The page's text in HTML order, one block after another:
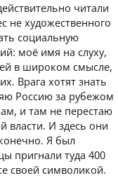
читали
не художественного
социальную
моё имя на слуху,
в широком смысле,
Врага хотят знать
Россию за рубежом
и там не перестаю
власти. И здесь они
Я был
пригнали туда 400
своей символикой.